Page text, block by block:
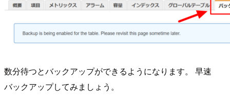
数分待つとバックアップができるようになります。 早速
バックアップしてみましょう。